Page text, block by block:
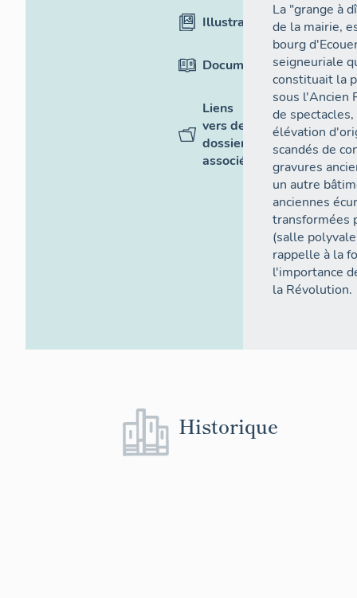
Illustrations
Documentation
Liens
vers des
dossiers
associés
La "grange à
de la mairie,
bourg
seigneuriale
constituait la
sous l'Ancien
de
élévation
scandés de
gravures
un autre
anciennes
transformées
(salle
rappelle à la
l'importance
la Révolution.
Historique